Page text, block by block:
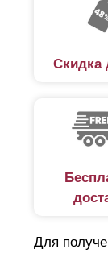
Скидка
Для